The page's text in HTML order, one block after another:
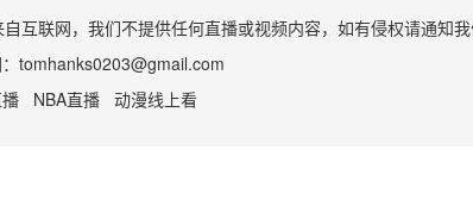
互联网，我们不提供任何直播或视频内容，如有侵权请通知我
tomhanks0203@gmail.com
NBA直播 动漫线上看